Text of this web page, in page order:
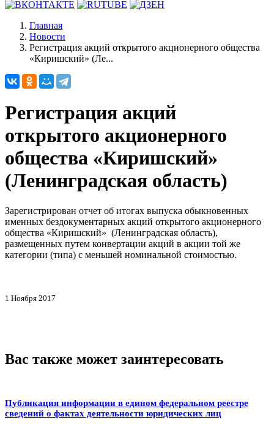
Главная
Новости
Регистрация акций открытого акционерного общества
«Киришский» (Ле...
Регистрация акций
открытого акционерного
общества «Киришский»
(Ленинградская область)
Зарегистрирован отчет об итогах выпуска обыкновенных
именных бездокументарных акций открытого акционерного
общества «Киришский» (Ленинградская область),
размещенных путем конвертации акций в акции той же
категории (типа) с меньшей номинальной стоимостью.
1 Ноября 2017
Вас также может заинтересовать
Публикация информации в едином федеральном реестре
сведений о фактах деятельности юридических лиц